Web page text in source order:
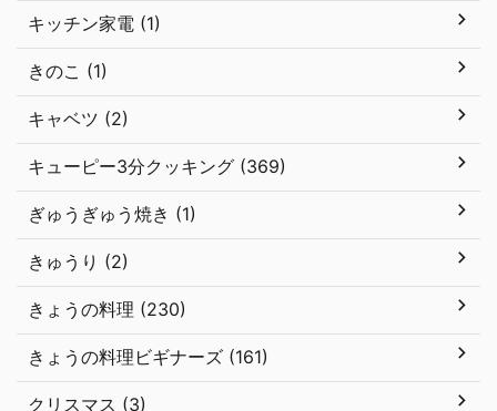
キッチン家電 (1)
きのこ (1)
キャベツ (2)
キューピー3分クッキング (369)
ぎゅうぎゅう焼き (1)
きゅうり (2)
きょうの料理 (230)
きょうの料理ビギナーズ (161)
クリスマス (3)